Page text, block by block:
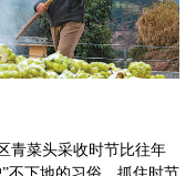
青菜头采收时节比往年